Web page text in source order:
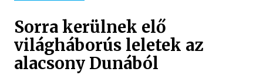
Sorra kerülnek elő
világháborús leletek az
alacsony Dunából